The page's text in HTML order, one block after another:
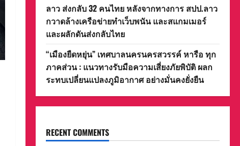
ลาว ส่งกลับ 32 คนไทย หลังจากทางการ สปป.ลาว
กวาดล้างเครือข่ายทำเว็บพนัน และสแกมเมอร์
และผลักดันส่งกลับไทย
“เมืองยืดหยุ่น” เทศบาลนครนครสวรรค์ หารือ ทุก
ภาคส่วน : แนวทางรับมือความเสี่ยงภัยพิบัติ ผลก
ระทบเปลี่ยนแปลงภูมิอากาศ อย่างมั่นคงยั่งยืน
RECENT COMMENTS